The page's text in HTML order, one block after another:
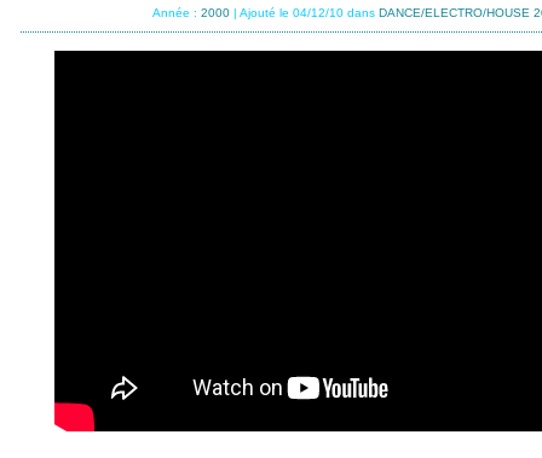
Année : 2000 | Ajouté le 04/12/10 dans DANCE/ELECTRO/HOUSE